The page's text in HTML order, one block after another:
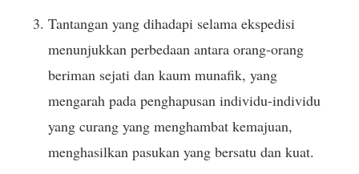
Tantangan yang dihadapi selama ekspedisi
menunjukkan perbedaan antara orang-orang
beriman sejati dan kaum munafik, yang
mengarah pada penghapusan individu-individu
yang curang yang menghambat kemajuan,
menghasilkan pasukan yang bersatu dan kuat.